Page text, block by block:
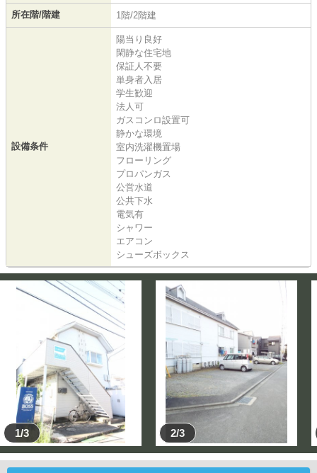
所在階/階建 1階/2階建
設備条件
陽当り良好
閑静な住宅地
保証人不要
単身者入居
学生歓迎
法人可
ガスコンロ設置可
静かな環境
室内洗濯機置場
フローリング
プロパンガス
公営水道
公共下水
電気有
シャワー
エアコン
シューズボックス
1/3 2/3